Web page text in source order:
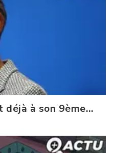
déjà à son 9ème